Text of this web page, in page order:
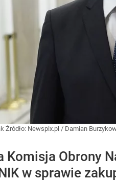
Źródło: Newspix.pl / Damian
Komisja Obrony
w sprawie